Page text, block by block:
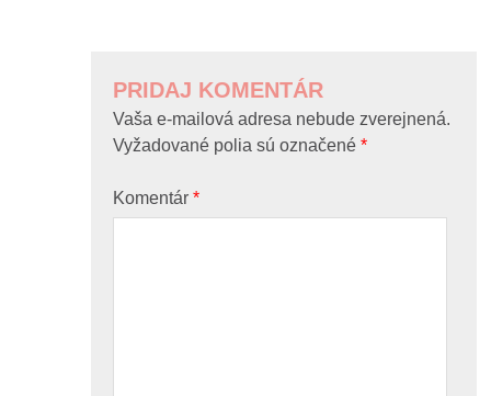
PRIDAJ KOMENTÁR
Vaša e-mailová adresa nebude zverejnená.
Vyžadované polia sú označené*
Komentár*